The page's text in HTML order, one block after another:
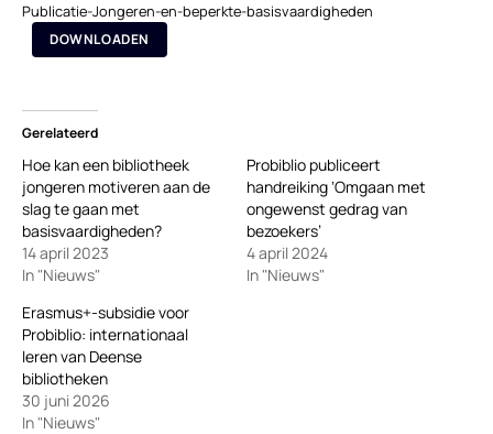
Publicatie-Jongeren-en-beperkte-basisvaardigheden
DOWNLOADEN
Gerelateerd
Hoe kan een bibliotheek
jongeren motiveren aan de
slag te gaan met
basisvaardigheden?
14 april 2023
In "Nieuws"
Probiblio publiceert
handreiking ‘Omgaan met
ongewenst gedrag van
bezoekers’
4 april 2024
In "Nieuws"
Erasmus+-subsidie voor
Probiblio: internationaal
leren van Deense
bibliotheken
30 juni 2026
In "Nieuws"